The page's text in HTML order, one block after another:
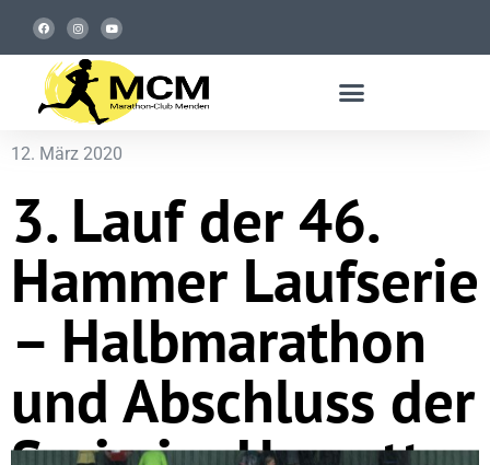
12. März 2020
3. Lauf der 46.
Hammer Laufserie
– Halbmarathon
und Abschluss der